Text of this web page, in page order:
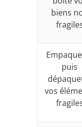
biens
puis
vos